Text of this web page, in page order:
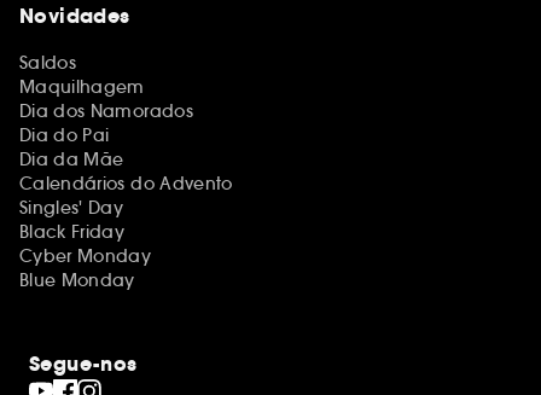
Novidades
Saldos
Maquilhagem
Dia dos Namorados
Dia do Pai
Dia da Mãe
Calendários do Advento
Singles' Day
Black Friday
Cyber Monday
Blue Monday
Segue-nos